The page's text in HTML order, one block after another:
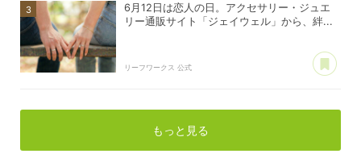
6月12日は恋人の日。アクセサリー・ジュエ
リー通販サイト「ジェイウェル」から、絆...
リーフワークス 公式
もっと見る